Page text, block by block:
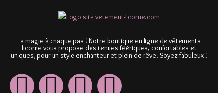
La magie à chaque pas ! Notre boutique en ligne de vêtements
licorne vous propose des tenues féériques, confortables et
uniques, pour un style enchanteur et plein de rêve. Soyez fabuleux !